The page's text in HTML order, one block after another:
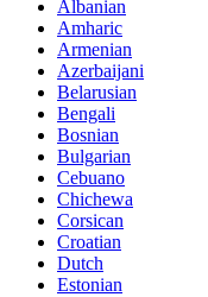
Albanian
Amharic
Armenian
Azerbaijani
Belarusian
Bengali
Bosnian
Bulgarian
Cebuano
Chichewa
Corsican
Croatian
Dutch
Estonian